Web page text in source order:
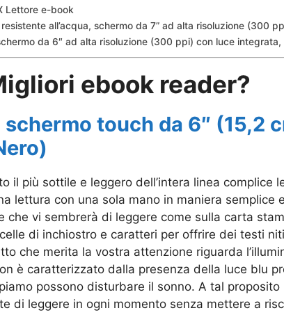
Lettore e-book
all’acqua, schermo da 7” ad alta risoluzione (300
da 6″ ad alta risoluzione (300 ppi) con luce integrata,
ebook reader?
touch da 6″ (15,2
il più sottile e leggero dell’intera linea complice
lettura con una sola mano in maniera semplice
che vi sembrerà di leggere come sulla carta
di inchiostro e caratteri per offrire dei testi
che merita la vostra attenzione riguarda
è caratterizzato dalla presenza della luce blu
possono disturbare il sonno. A tal proposito
di leggere in ogni momento senza mettere a